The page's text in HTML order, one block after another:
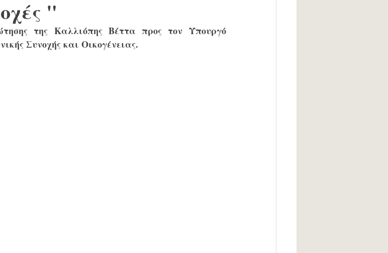
"
της Καλλιόπης Βέττα προς τον Υπουργό
Συνοχής και Οικογένειας.